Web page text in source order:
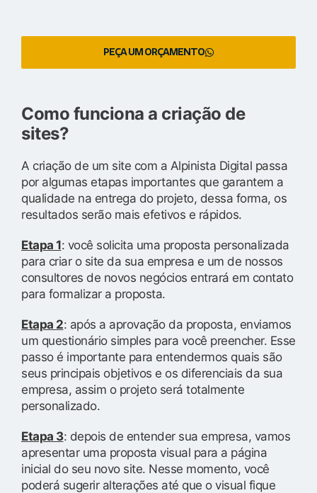
PEÇA UM ORÇAMENTO
Como funciona a criação de
sites?
A criação de um site com a Alpinista Digital passa
por algumas etapas importantes que garantem a
qualidade na entrega do projeto, dessa forma, os
resultados serão mais efetivos e rápidos.
Etapa 1: você solicita uma proposta personalizada
para criar o site da sua empresa e um de nossos
consultores de novos negócios entrará em contato
para formalizar a proposta.
Etapa 2: após a aprovação da proposta, enviamos
um questionário simples para você preencher. Esse
passo é importante para entendermos quais são
seus principais objetivos e os diferenciais da sua
empresa, assim o projeto será totalmente
personalizado.
Etapa 3: depois de entender sua empresa, vamos
apresentar uma proposta visual para a página
inicial do seu novo site. Nesse momento, você
poderá sugerir alterações até que o visual fique